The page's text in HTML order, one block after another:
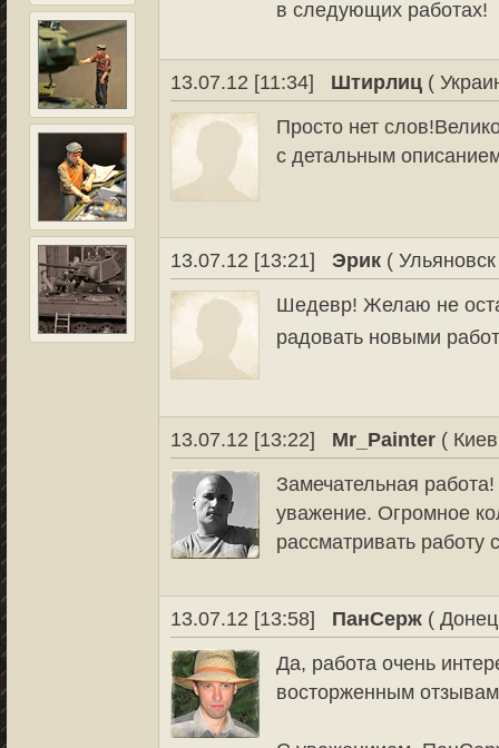
в следующих работах!
13.07.12 [11:34] Штирлиц (
Просто нет
с детальным
13.07.12 [13:21] Эрик (
Шедевр! Желаю не
радовать новыми
13.07.12 [13:22] Mr_Painter (
Замечательная
уважение. Огромное
рассматривать работу
13.07.12 [13:58] ПанСерж (
Да, работа очень
восторженным